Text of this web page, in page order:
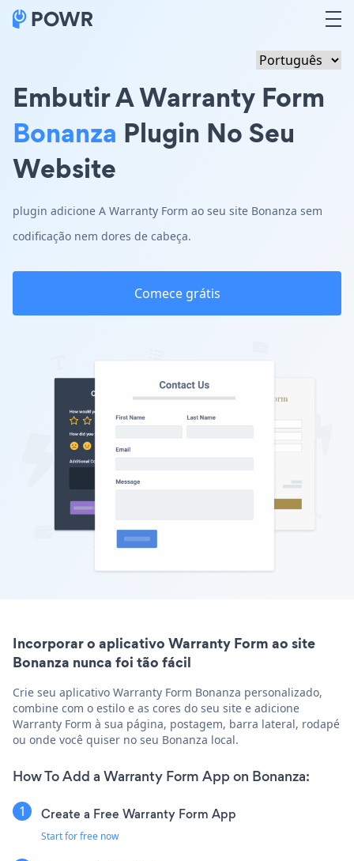
Embutir A Warranty Form
Bonanza Plugin No Seu
Website
plugin adicione A Warranty Form ao seu site Bonanza sem
codificação nem dores de cabeça.
Comece grátis
Incorporar o aplicativo Warranty Form ao site
Bonanza nunca foi tão fácil
Crie seu aplicativo Warranty Form Bonanza personalizado,
combine com o estilo e as cores do seu site e adicione
Warranty Form à sua página, postagem, barra lateral, rodapé
ou onde você quiser no seu Bonanza local.
How To Add a Warranty Form App on Bonanza:
Create a Free Warranty Form App
Start for free now